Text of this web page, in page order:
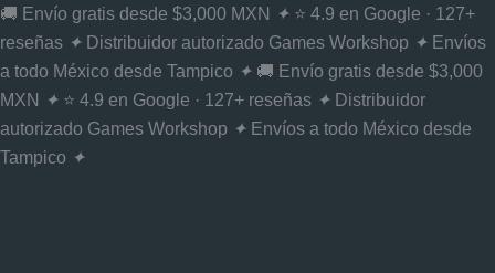
🚚 Envío gratis desde $3,000 MXN ✦ ⭐ 4.9 en Google · 127+
reseñas ✦ Distribuidor autorizado Games Workshop ✦ Envíos
a todo México desde Tampico ✦ 🚚 Envío gratis desde $3,000
MXN ✦ ⭐ 4.9 en Google · 127+ reseñas ✦ Distribuidor
autorizado Games Workshop ✦ Envíos a todo México desde
Tampico ✦
Ir
al
contenido